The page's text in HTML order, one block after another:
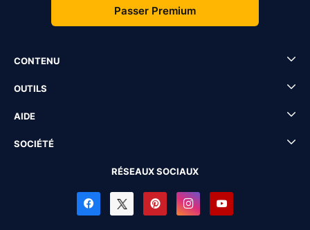
Passer Premium
CONTENU
OUTILS
AIDE
SOCIÉTÉ
RÉSEAUX SOCIAUX